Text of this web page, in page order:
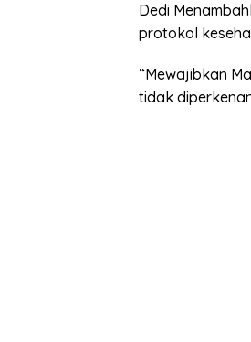
Dedi
protokol
“Mewajibkan
tidak